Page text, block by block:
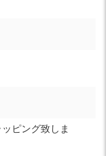
ピング致しま